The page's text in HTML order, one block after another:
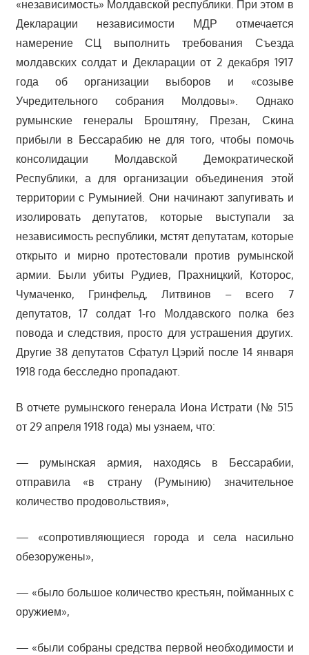
«независимость» Молдавской республики. При этом в
Декларации независимости МДР отмечается
намерение СЦ выполнить требования Съезда
молдавских солдат и Декларации от 2 декабря 1917
года об организации выборов и «созыве
Учредительного собрания Молдовы». Однако
румынские генералы Броштяну, Презан, Скина
прибыли в Бессарабию не для того, чтобы помочь
консолидации Молдавской Демократической
Республики, а для организации объединения этой
территории с Румынией. Они начинают запугивать и
изолировать депутатов, которые выступали за
независимость республики, мстят депутатам, которые
открыто и мирно протестовали против румынской
армии. Были убиты Рудиев, Прахницкий, Которос,
Чумаченко, Гринфельд, Литвинов – всего 7
депутатов, 17 солдат 1-го Молдавского полка без
повода и следствия, просто для устрашения других.
Другие 38 депутатов Сфатул Цэрий после 14 января
1918 года бесследно пропадают.
В отчете румынского генерала Иона Истрати (№ 515
от 29 апреля 1918 года) мы узнаем, что:
— румынская армия, находясь в Бессарабии,
отправила «в страну (Румынию) значительное
количество продовольствия»,
— «сопротивляющиеся города и села насильно
обезоружены»,
— «было большое количество крестьян, пойманных с
оружием»,
— «были собраны средства первой необходимости и